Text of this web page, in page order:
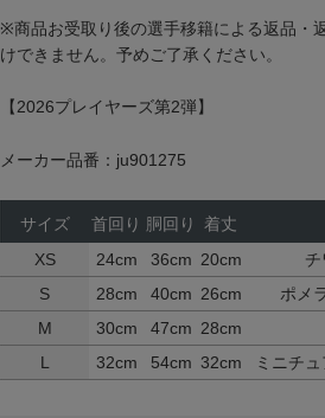
※商品お受取り後の選手移籍による返品・
けできません。予めご了承ください。
【2026プレイヤーズ第2弾】
メーカー品番：ju901275
サイズ 首回り 胴回り 着丈
XS
24cm 36cm 20cm
S
28cm 40cm 26cm
ポメ
M
30cm 47cm 28cm
L
32cm 54cm 32cm ミニチ